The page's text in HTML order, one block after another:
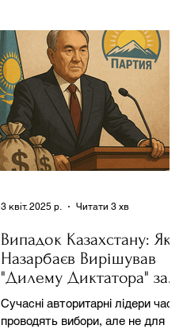
Випадок Казахстану: Як
Назарбаєв Вирішував
"Дилему Диктатора" за
Допомогою Ресурсів та
Партії
Сучасні авторитарні лідери часто
проводять вибори, але не для
3 квіт. 2025 р. Читати 3 хв